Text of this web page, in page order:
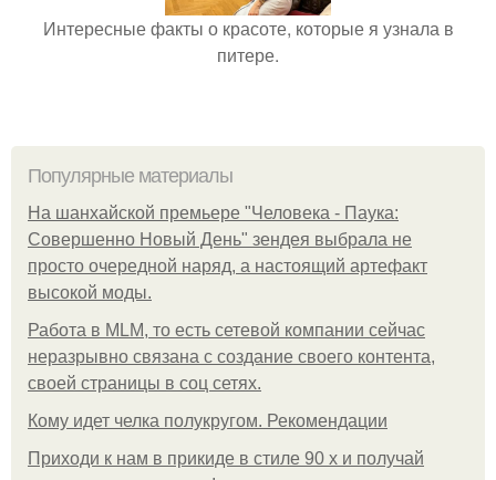
Интересные факты о красоте, которые я узнала в
питере.
Популярные материалы
На шанхайской премьере "Человека - Паука:
Совершенно Новый День" зендея выбрала не
просто очередной наряд, а настоящий артефакт
высокой моды.
Работа в MLM, то есть сетевой компании сейчас
неразрывно связана с создание своего контента,
своей страницы в соц сетях.
Кому идет челка полукругом. Рекомендации
Приходи к нам в прикиде в стиле 90 х и получай